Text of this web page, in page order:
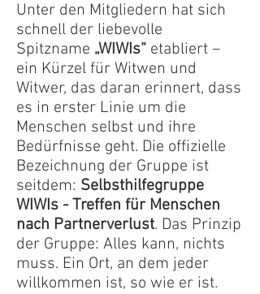
Unter den Mitgliedern hat sich
schnell der liebevolle
Spitzname „WIWIs“ etabliert –
ein Kürzel für Witwen und
Witwer, das daran erinnert, dass
es in erster Linie um die
Menschen selbst und ihre
Bedürfnisse geht. Die offizielle
Bezeichnung der Gruppe ist
seitdem: Selbsthilfegruppe
WIWIs - Treffen für Menschen
nach Partnerverlust. Das Prinzip
der Gruppe: Alles kann, nichts
muss. Ein Ort, an dem jeder
willkommen ist, so wie er ist.